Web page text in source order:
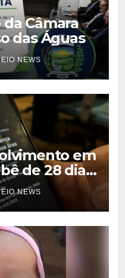
Câmara
das Águas
NEWS
em
de 28 dias
NEWS